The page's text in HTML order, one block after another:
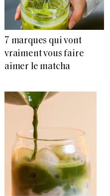
7 marques qui vont
vraiment vous faire
aimer le matcha